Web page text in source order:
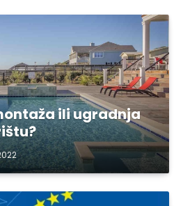
ili ugradnja